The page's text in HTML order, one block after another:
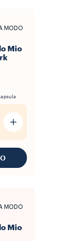
MODO
Mio
MODO
Mio